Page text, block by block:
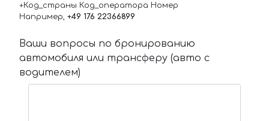
+Код_страны Код_оператора Номер
Например, +49 176 22366899
Ваши вопросы по бронированию
автомобиля или трансферу (авто с
водителем)